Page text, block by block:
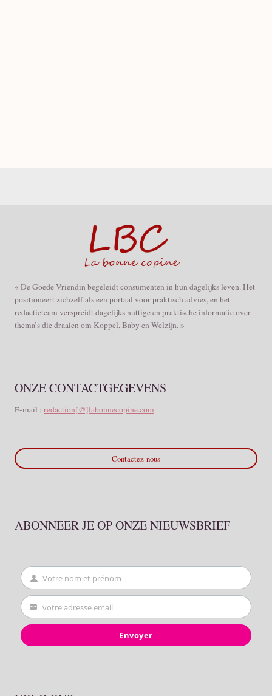
« De Goede Vriendin begeleidt consumenten in hun dagelijks leven. Het
positioneert zichzelf als een portaal voor praktisch advies, en het
redactieteam verspreidt dagelijks nuttige en praktische informatie over
thema’s die draaien om Koppel, Baby en Welzijn. »
ONZE CONTACTGEGEVENS
E-mail : redaction[@]labonnecopine.com
Contactez-nous
ABONNEER JE OP ONZE NIEUWSBRIEF
First
Name
Votre nom et prénom
Your
email
votre adresse email
Envoyer